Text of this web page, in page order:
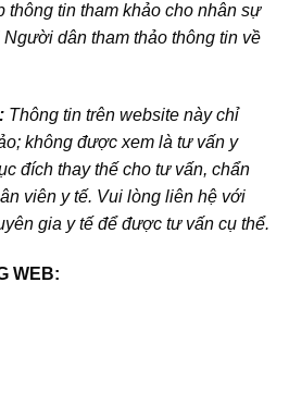
thông tin tham khảo cho nhân sự
dân tham thảo thông tin về
: Thông tin trên website này chỉ
không được xem là tư vấn y
đích thay thế cho tư vấn, chẩn
viên y tế. Vui lòng liên hệ với
gia y tế để được tư vấn cụ thể.
WEB: